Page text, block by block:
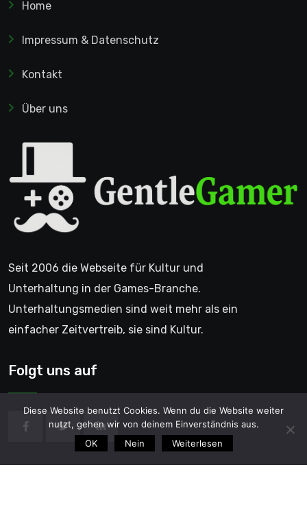
Home
Impressum & Datenschutz
Kontakt
Über uns
Seit 2006 die Webseite für Kultur und
Unterhaltung in der Games-Branche.
Unterhaltungsmedien sind weit mehr als ein
einfacher Zeitvertreib, sie sind Kultur.
Folgt uns auf
Diese Website benutzt Cookies. Wenn du die Website weiter
nutzt, gehen wir von deinem Einverständnis aus.
OK
Nein Weiterlesen